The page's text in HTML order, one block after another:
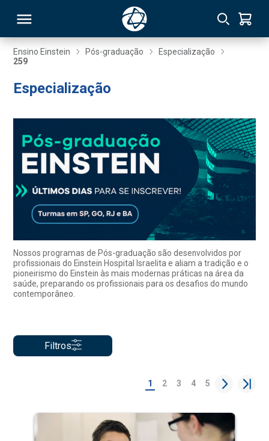
Ensino Einstein Pós-graduação
Especialização
259
Especialização
Nossos programas de Pós-graduação são desenvolvidos por
profissionais do Einstein Hospital Israelita e aliam a tradição e o
pioneirismo do Einstein às mais modernas práticas na área da
saúde, preparando os profissionais para os desafios do mundo
contemporâneo.
Filtros
1 2 3 4 5